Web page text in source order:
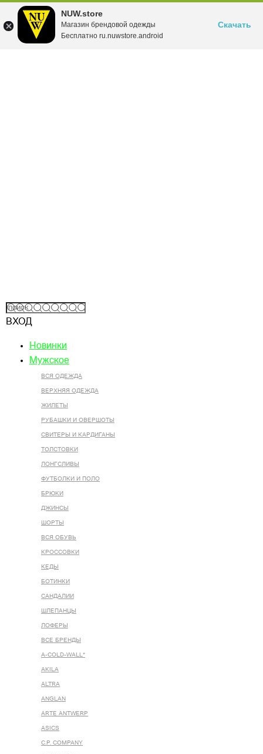
NUW.store
Магазин брендовой одежды
Бесплатно ru.nuwstore.android
Скачать
ВХОД
Новинки
Мужское
ВСЯ ОДЕЖДА
ВЕРХНЯЯ ОДЕЖДА
ЖИЛЕТЫ
РУБАШКИ И ОВЕРШОТЫ
СВИТЕРЫ И КАРДИГАНЫ
ТОЛСТОВКИ
ЛОНГСЛИВЫ
ФУТБОЛКИ И ПОЛО
БРЮКИ
ДЖИНСЫ
ШОРТЫ
ВСЯ ОБУВЬ
КРОССОВКИ
КЕДЫ
БОТИНКИ
САНДАЛИИ
ШЛЕПАНЦЫ
ЛОФЕРЫ
ВСЕ БРЕНДЫ
A-COLD-WALL*
AKILA
ALTRA
ANGLAN
ARTE ANTWERP
ASICS
C.P. COMPANY